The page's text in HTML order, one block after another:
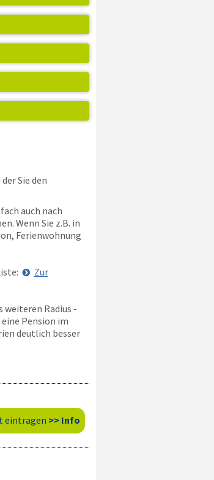
Sie den
auch nach
Wenn Sie z.B. in
Ferienwohnung
Zur
weiteren Radius -
Pension im
deutlich besser
eintragen >> Info